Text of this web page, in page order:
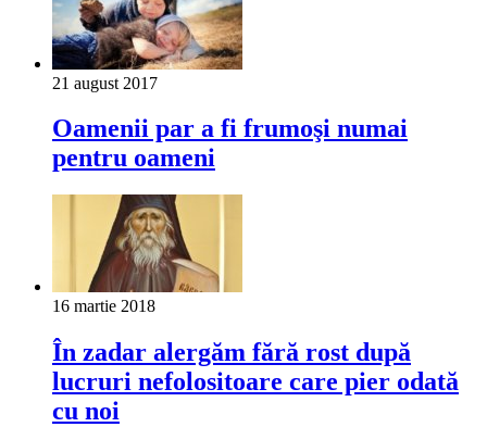
21 august 2017
Oamenii par a fi frumoşi numai
pentru oameni
16 martie 2018
În zadar alergăm fără rost după
lucruri nefolositoare care pier odată
cu noi